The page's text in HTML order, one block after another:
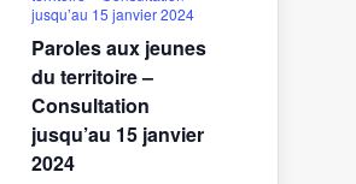
Paroles aux jeunes
du territoire –
Consultation
jusqu’au 15 janvier
2024
jusqu’au 15 janvier 2024